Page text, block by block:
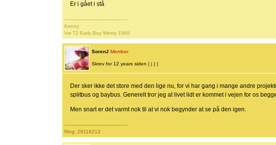
Er i gået i stå
-------------------------------------------
Kenny
Vw T2 Early Bay Westy 1969
SorenJ Member
Skrev for 12 years siden | | | |
Der sker ikke det store med den lige nu, for vi har gang i mange andre
splitbus og baybus. Generelt tror jeg at livet lidt er kommet i vejen for os
Men snart er det varmt nok til at vi nok begynder at se på den igen.
-------------------------------------------
Ring: 28118212